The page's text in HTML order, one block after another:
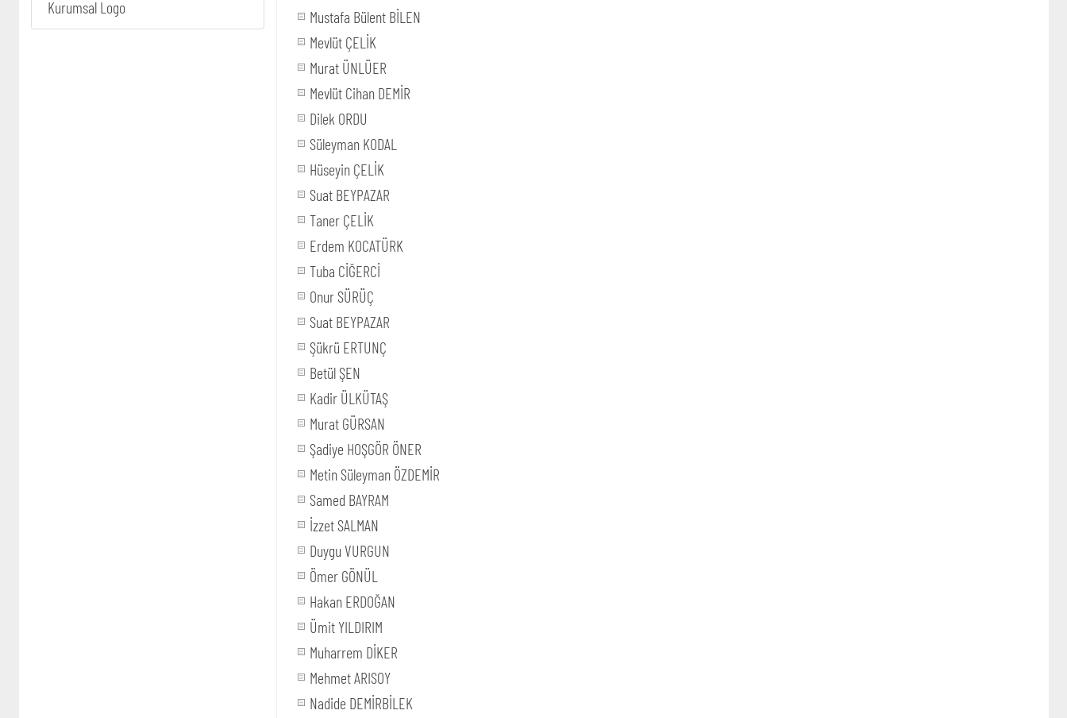
Kurumsal Logo
Mustafa Bülent BİLEN
Mevlüt ÇELİK
Murat ÜNLÜER
Mevlüt Cihan DEMİR
Dilek ORDU
Süleyman KODAL
Hüseyin ÇELİK
Suat BEYPAZAR
Taner ÇELİK
Erdem KOCATÜRK
Tuba CİĞERCİ
Onur SÜRÜÇ
Suat BEYPAZAR
Şükrü ERTUNÇ
Betül ŞEN
Kadir ÜLKÜTAŞ
Murat GÜRSAN
Şadiye HOŞGÖR ÖNER
Metin Süleyman ÖZDEMİR
Samed BAYRAM
İzzet SALMAN
Duygu VURGUN
Ömer GÖNÜL
Hakan ERDOĞAN
Ümit YILDIRIM
Muharrem DİKER
Mehmet ARISOY
Nadide DEMİRBİLEK